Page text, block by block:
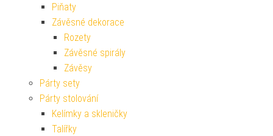
Piňaty
Závěsné dekorace
Rozety
Závěsné spirály
Závěsy
Párty sety
Párty stolování
Kelímky a skleničky
Talířky